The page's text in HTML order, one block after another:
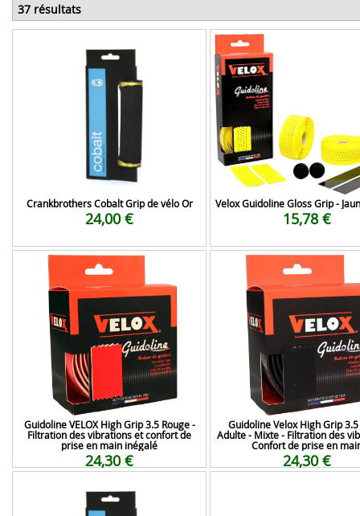
37 résultats
Crankbrothers Cobalt Grip de vélo Or
24,00 €
Velox Guidoline Gloss Grip -
15,78 €
Guidoline VELOX High Grip 3.5 Rouge -
Filtration des vibrations et confort de
prise en main inégalé
24,30 €
Guidoline Velox High Grip
Adulte - Mixte - Filtration des
Confort de prise en
24,30 €